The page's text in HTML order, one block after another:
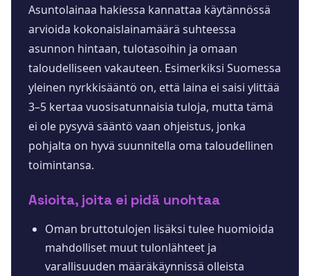
Asuntolainaa hakiessa kannattaa käytännössä
arvioida kokonaislainamäärä suhteessa
asunnon hintaan, tulotasoihin ja omaan
taloudelliseen vakauteen. Esimerkiksi Suomessa
yleinen nyrkkisääntö on, että laina ei saisi ylittää
3–5 kertaa vuosisatunnaisia tuloja, mutta tämä
ei ole pysyvä sääntö vaan ohjeistus, jonka
pohjalta on hyvä suunnitella oma taloudellinen
toimintansa.
Asioita, joita ei pidä unohtaa
Oman bruttotulojen lisäksi tulee huomioida
mahdolliset muut tulonlähteet ja
varallisuuden määräkäynnissä olleista